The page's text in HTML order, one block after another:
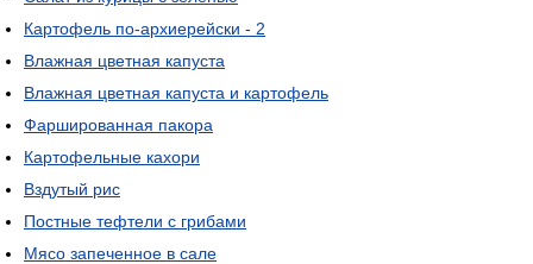
Картофель по-архиерейски - 2
Влажная цветная капуста
Влажная цветная капуста и картофель
Фаршированная пакора
Картофельные кахори
Вздутый рис
Постные тефтели с грибами
Мясо запеченное в сале